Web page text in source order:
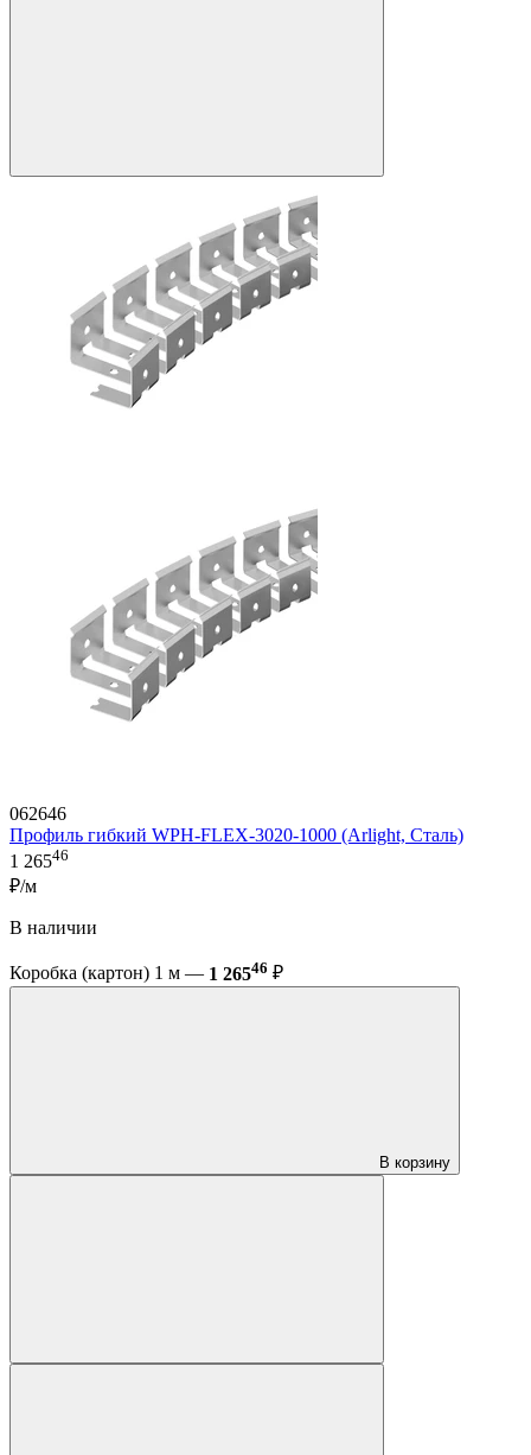
062646
Профиль гибкий WPH-FLEX-3020-1000 (Arlight, Сталь)
1 26546
₽/м
В наличии
Коробка (картон) 1 м — 1 26546 ₽
В корзину